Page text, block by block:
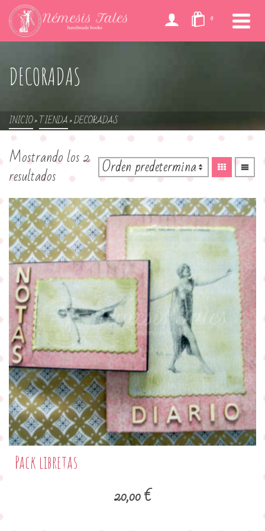
0
DECORADAS
INICIO»TIENDA»DECORADAS
Mostrando los 2
resultados
Pack libretas
20,00€